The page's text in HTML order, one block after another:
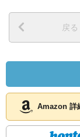
戻る
Amazon 詳